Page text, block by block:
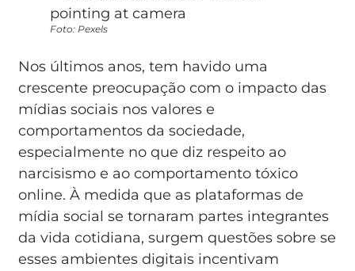
Foto: Pexels
Nos últimos anos, tem havido uma
crescente preocupação com o impacto das
mídias sociais nos valores e
comportamentos da sociedade,
especialmente no que diz respeito ao
narcisismo e ao comportamento tóxico
online. À medida que as plataformas de
mídia social se tornaram partes integrantes
da vida cotidiana, surgem questões sobre se
esses ambientes digitais incentivam